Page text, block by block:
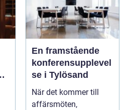
En framstående
konferensupplevel
se i Tylösand
När det kommer till
affärsmöten,